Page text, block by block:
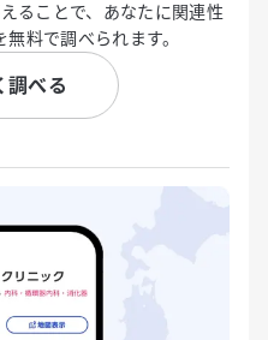
ることで、あなたに関連性
料で調べられます。
調べる